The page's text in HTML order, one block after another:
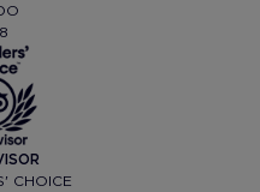
CHOICE